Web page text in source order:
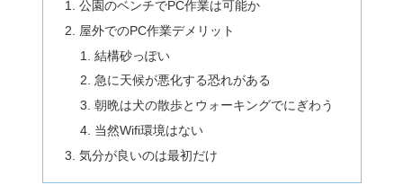
公園のベンチでPC作業は可能か
屋外でのPC作業デメリット
結構砂っぽい
急に天候が悪化する恐れがある
朝晩は犬の散歩とウォーキングでにぎわう
当然Wifi環境はない
気分が良いのは最初だけ